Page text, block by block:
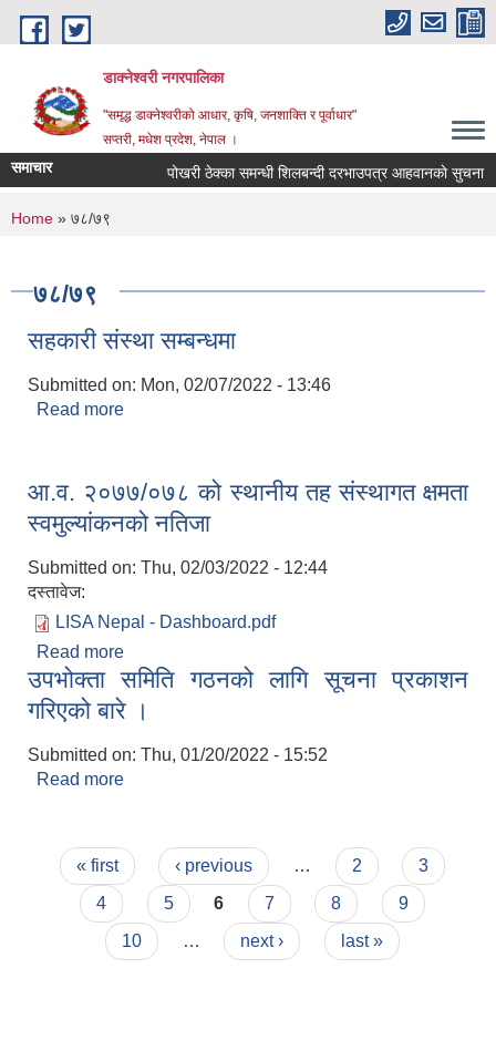
Skip to main content
डाक्नेश्वरी नगरपालिका
"समृद्ध डाक्नेश्वरीको आधार, कृषि, जनशाक्ति र पूर्वाधार"
सप्तरी, मधेश प्रदेश, नेपाल ।
समाचार पोखरी ठेक्का समन्धी शिलबन्दी दरभाउपत्र आहवानकाे सुचना
You are here
Home » ७८/७९
७८/७९
सहकारी संस्था सम्बन्धमा
Submitted on: Mon, 02/07/2022 - 13:46
Read more
आ.व. २०७७/०७८ को स्थानीय तह संस्थागत क्षमता
स्वमुल्यांकनको नतिजा
Submitted on: Thu, 02/03/2022 - 12:44
दस्तावेज:
LISA Nepal - Dashboard.pdf
Read more
स्वमुल्यांकनको नतिजा
उपभोक्ता समिति गठनको लागि सूचना प्रकाशन
गरिएको बारे ।
Submitted on: Thu, 01/20/2022 - 15:52
Read more
Pages
« first ‹ previous … 2
3
4
5 6 7 8
9
10
… next › last »